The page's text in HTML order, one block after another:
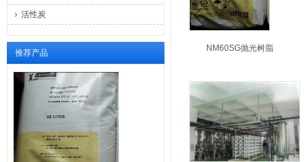
活性炭
推荐产品 NM60SG抛光树脂